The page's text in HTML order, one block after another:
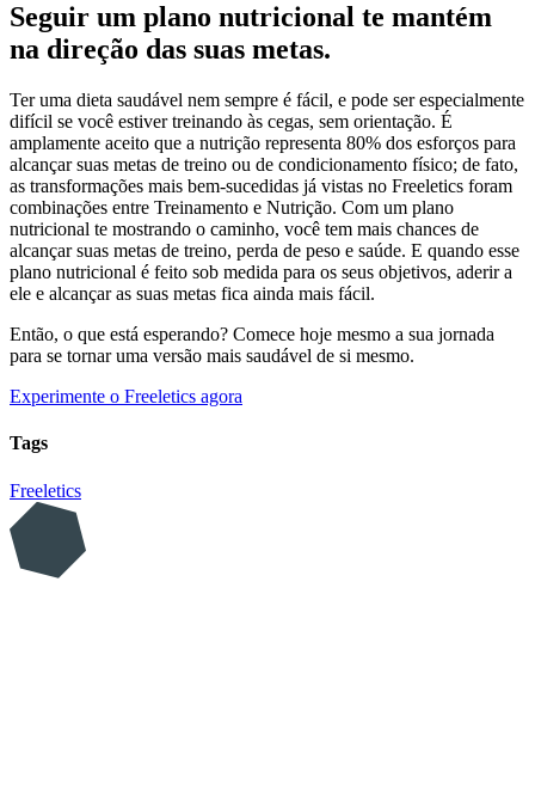
Seguir um plano nutricional te mantém
na direção das suas metas.
Ter uma dieta saudável nem sempre é fácil, e pode ser especialmente
difícil se você estiver treinando às cegas, sem orientação. É
amplamente aceito que a nutrição representa 80% dos esforços para
alcançar suas metas de treino ou de condicionamento físico; de fato,
as transformações mais bem-sucedidas já vistas no Freeletics foram
combinações entre Treinamento e Nutrição. Com um plano
nutricional te mostrando o caminho, você tem mais chances de
alcançar suas metas de treino, perda de peso e saúde. E quando esse
plano nutricional é feito sob medida para os seus objetivos, aderir a
ele e alcançar as suas metas fica ainda mais fácil.
Então, o que está esperando? Comece hoje mesmo a sua jornada
para se tornar uma versão mais saudável de si mesmo.
Experimente o Freeletics agora
Tags
Freeletics